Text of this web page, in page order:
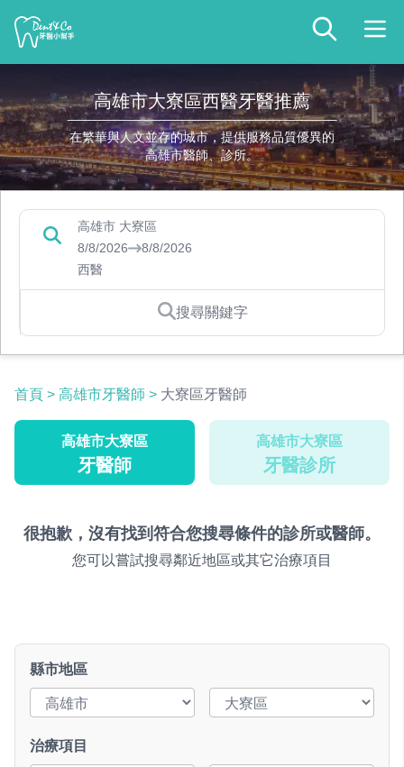
高雄市大寮區西醫牙醫推薦
在繁華與人文並存的城市，提供服務品質優異的
高雄市醫師、診所。
高雄市 大寮區
8/8/2026
8/8/2026
西醫
搜尋關鍵字
首頁 > 高雄市牙醫師 > 大寮區牙醫師
高雄市大寮區
牙醫師
高雄市大寮區
牙醫診所
很抱歉，沒有找到符合您搜尋條件的診所或醫師。
您可以嘗試搜尋鄰近地區或其它治療項目
縣市地區
治療項目